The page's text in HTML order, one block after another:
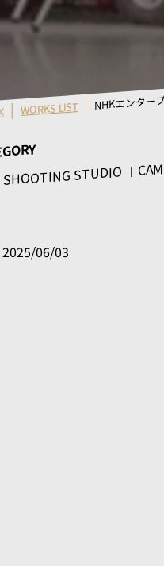
WORKS LIST NHKエンター
SHOOTING STUDIO
2025/06/03